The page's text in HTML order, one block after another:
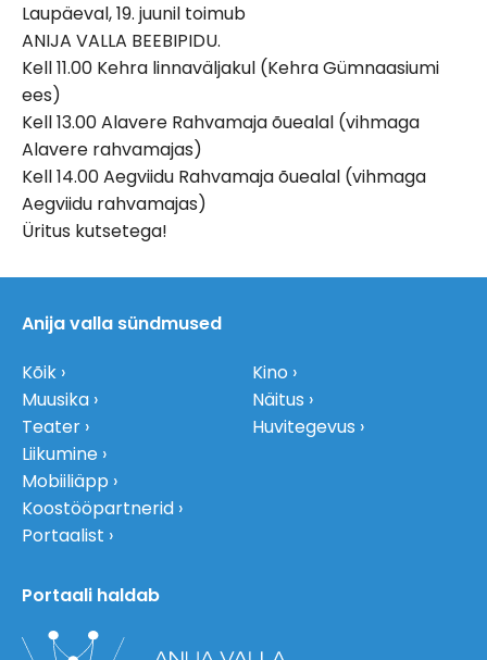
Laupäeval, 19. juunil toimub
ANIJA VALLA BEEBIPIDU.
Kell 11.00 Kehra linnaväljakul (Kehra Gümnaasiumi
ees)
Kell 13.00 Alavere Rahvamaja õuealal (vihmaga
Alavere rahvamajas)
Kell 14.00 Aegviidu Rahvamaja õuealal (vihmaga
Aegviidu rahvamajas)
Üritus kutsetega!
Anija valla sündmused
Kõik
Muusika
Teater
Liikumine
Kino
Näitus
Huvitegevus
Mobiiliäpp
Koostööpartnerid
Portaalist
Portaali haldab